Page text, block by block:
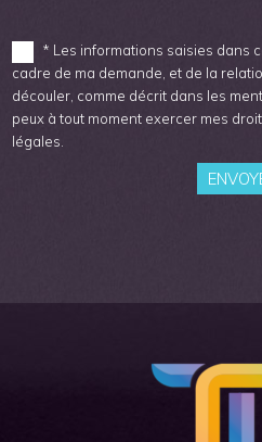
* Les informations saisies dans
cadre de ma demande, et de la
découler, comme décrit dans les
peux à tout moment exercer mes
légales.